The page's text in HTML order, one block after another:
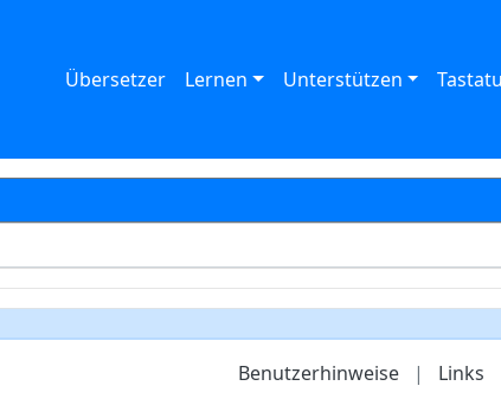
Übersetzer Lernen Unterstützen
Benutzerhinweise | Links